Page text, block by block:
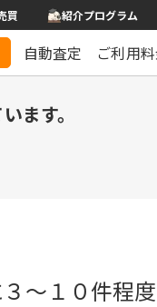
買 紹介プログラム
自動査定 ご利用
ます。
～１０件程度